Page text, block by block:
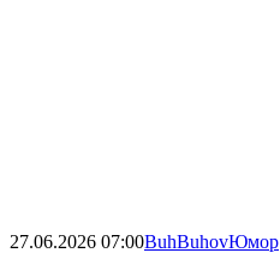
27.06.2026 07:00BuhBuhovЮмор